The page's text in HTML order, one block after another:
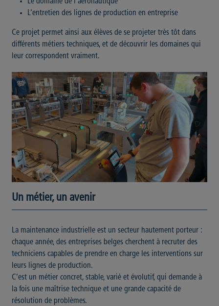
L’entretien des lignes de production en entreprise
Ce projet permet ainsi aux élèves de se projeter très tôt dans
différents métiers techniques, et de découvrir les domaines qui
leur correspondent vraiment.
Un métier, un avenir
La maintenance industrielle est un secteur hautement porteur :
chaque année, des entreprises belges cherchent à recruter des
techniciens capables de prendre en charge les interventions sur
leurs lignes de production.
C’est un métier concret, stable, varié et évolutif, qui demande à
la fois une maîtrise technique et une grande capacité de
résolution de problèmes.